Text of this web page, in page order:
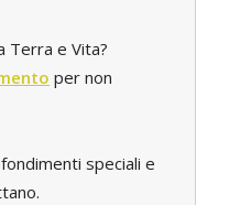
Terra e Vita?
per non
speciali e